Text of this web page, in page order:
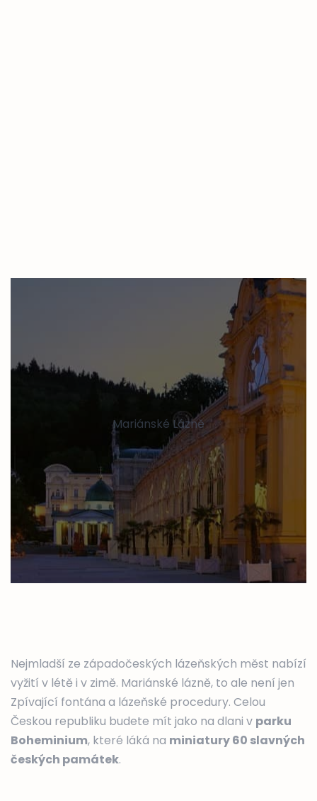
Mariánské Lázně
Nejmladší ze západočeských lázeňských měst nabízí
vyžití v létě i v zimě. Mariánské lázně, to ale není jen
Zpívající fontána a lázeňské procedury. Celou
Českou republiku budete mít jako na dlani v parku
Boheminium, které láká na miniatury 60 slavných
českých památek.